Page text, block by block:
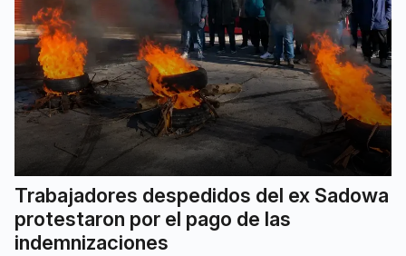
Trabajadores despedidos del ex Sadowa
protestaron por el pago de las
indemnizaciones